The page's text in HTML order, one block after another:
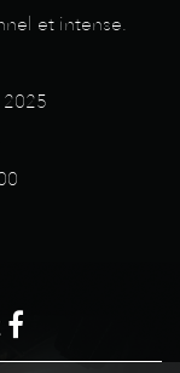
et intense.